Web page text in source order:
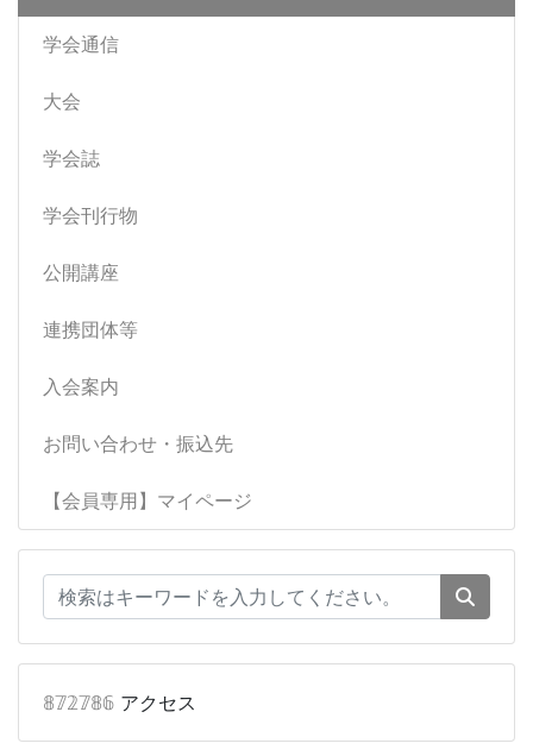
学会通信
大会
学会誌
学会刊行物
公開講座
連携団体等
入会案内
お問い合わせ・振込先
【会員専用】マイページ
𝟠𝟟𝟚𝟟𝟠𝟞 アクセス